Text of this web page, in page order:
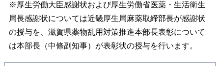
※厚生労働大臣感謝状および厚生労働省医薬・生活衛生
局長感謝状については近畿厚生局麻薬取締部長が感謝状
の授与を、滋賀県薬物乱用対策推進本部長表彰について
は本部長（中條副知事）が表彰状の授与を行います。